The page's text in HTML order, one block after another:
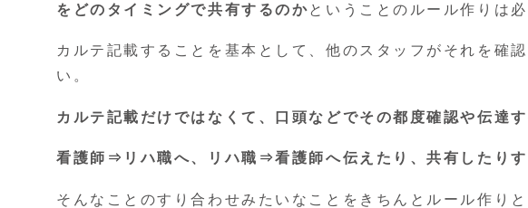
をどのタイミングで共有するのかということのルール作りは
カルテ記載することを基本として、他のスタッフがそれを確
い。
カルテ記載だけではなくて、口頭などでその都度確認や伝達
看護師⇒リハ職へ、リハ職⇒看護師へ伝えたり、共有したりす
そんなことのすり合わせみたいなことをきちんとルール作り